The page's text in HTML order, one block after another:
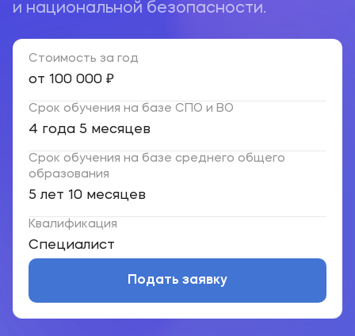
Подать заявку
и национальной безопасности.
Стоимость за год
от 100 000 ₽
Срок обучения на базе СПО и ВО
4 года 5 месяцев
Срок обучения на базе среднего общего
образования
5 лет 10 месяцев
Квалификация
Cпециалист
Подать заявку